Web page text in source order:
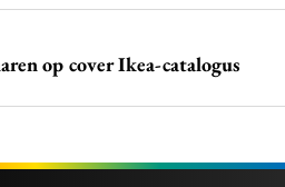
op cover Ikea-catalogus